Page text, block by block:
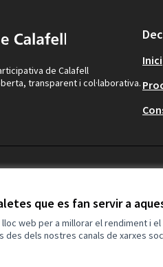
que es fan servir a
web per a millorar el rendiment i
dels nostres canals de xarxes
de Calafell
transparent i col·laborativa.
Inici